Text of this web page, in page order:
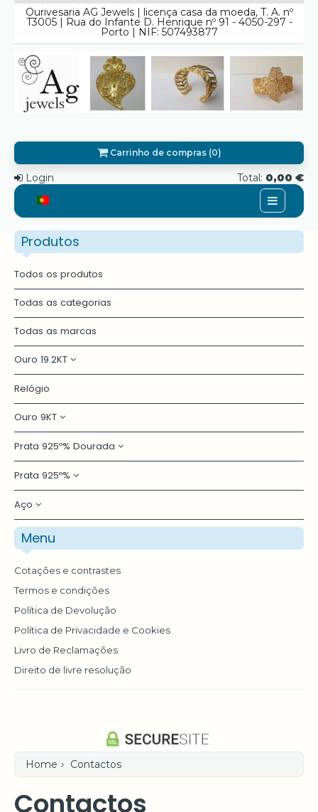
Ourivesaria AG Jewels | licença casa da moeda, T. A. nº
T3005 | Rua do Infante D. Henrique nº 91 - 4050-297 -
Porto | NIF: 507493877
Carrinho de compras (0)
Login Total: 0,00 €
Home
Quem Somos
Promoções
Serviços
Contactos
Pesquisar
Produtos
Todos os produtos
Todas as categorias
Todas as marcas
Ouro 19.2KT
Par de Brincos
Medalha
Anel
Relógio
Ouro 9KT
Brincos
Prata 925º% Dourada
Par de Brincos
Fio
Medalha
Pulseira
Anel
Colar
Prata 925º%
Par de Brincos
Pulseira
Escrava
Aço
Escrava
Menu
Cotações e contrastes
Termos e condições
Política de Devolução
Política de Privacidade e Cookies
Livro de Reclamações
Direito de livre resolução
Home › Contactos
Contactos